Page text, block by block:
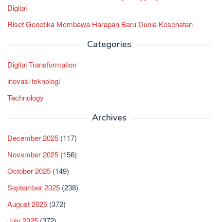
Digital
Riset Genetika Membawa Harapan Baru Dunia Kesehatan
Categories
Digital Transformation
inovasi teknologi
Technology
Archives
December 2025 (117)
November 2025 (156)
October 2025 (149)
September 2025 (238)
August 2025 (372)